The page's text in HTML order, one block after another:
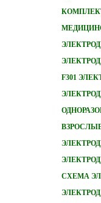
F301
СХЕМА